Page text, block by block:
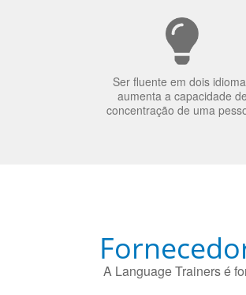
Ser fluente em dois
aumenta a capacidade de
concentração de uma
A Language Trainers é